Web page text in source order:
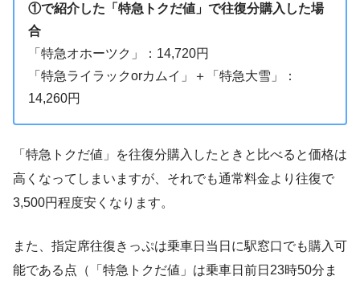
①で紹介した「特急トクだ値」で往復分購入した場
合
「特急オホーツク」：14,720円
「特急ライラックorカムイ」＋「特急大雪」：
14,260円
「特急トクだ値」を往復分購入したときと比べると価格は
高くなってしまいますが、それでも通常料金より往復で
3,500円程度安くなります。
また、指定席往復きっぷは乗車日当日に駅窓口でも購入可
能である点（「特急トクだ値」は乗車日前日23時50分ま